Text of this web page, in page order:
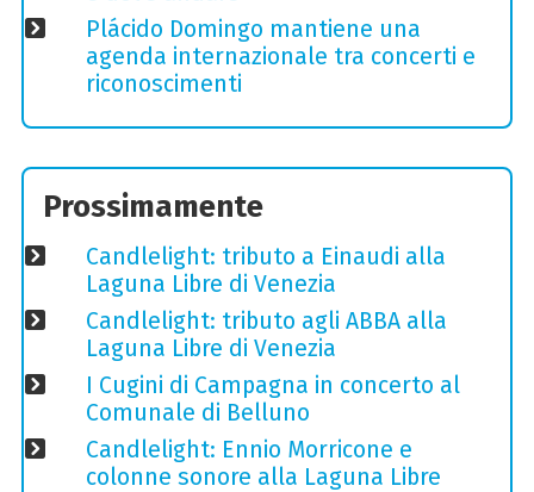
Plácido Domingo mantiene una
agenda internazionale tra concerti e
riconoscimenti
Prossimamente
Candlelight: tributo a Einaudi alla
Laguna Libre di Venezia
Candlelight: tributo agli ABBA alla
Laguna Libre di Venezia
I Cugini di Campagna in concerto al
Comunale di Belluno
Candlelight: Ennio Morricone e
colonne sonore alla Laguna Libre